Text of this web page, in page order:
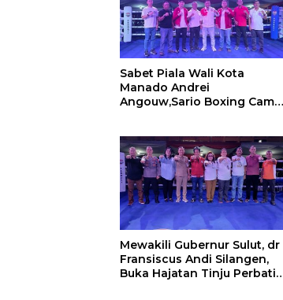
Sabet Piala Wali Kota
Manado Andrei
Angouw,Sario Boxing Camp
Mewakili Gubernur Sulut, dr
Fransiscus Andi Silangen,
Buka Hajatan Tinju Perbati